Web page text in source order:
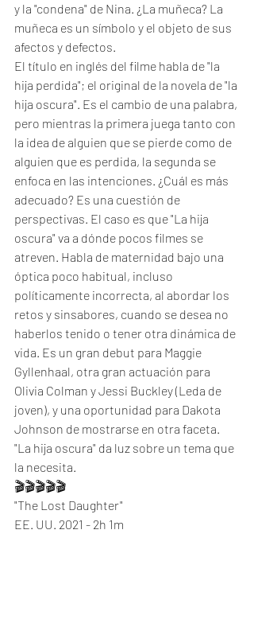
y la "condena" de Nina. ¿La muñeca? La
muñeca es un símbolo y el objeto de sus
afectos y defectos.
El título en inglés del filme habla de "la
hija perdida"; el original de la novela de "la
hija oscura". Es el cambio de una palabra,
pero mientras la primera juega tanto con
la idea de alguien que se pierde como de
alguien que es perdida, la segunda se
enfoca en las intenciones. ¿Cuál es más
adecuado? Es una cuestión de
perspectivas. El caso es que "La hija
oscura" va a dónde pocos filmes se
atreven. Habla de maternidad bajo una
óptica poco habitual, incluso
políticamente incorrecta, al abordar los
retos y sinsabores, cuando se desea no
haberlos tenido o tener otra dinámica de
vida. Es un gran debut para Maggie
Gyllenhaal, otra gran actuación para
Olivia Colman y Jessi Buckley (Leda de
joven), y una oportunidad para Dakota
Johnson de mostrarse en otra faceta.
"La hija oscura" da luz sobre un tema que
la necesita.
🎬🎬🎬🎬🎬
"The Lost Daughter"
EE. UU. 2021 - 2h 1m